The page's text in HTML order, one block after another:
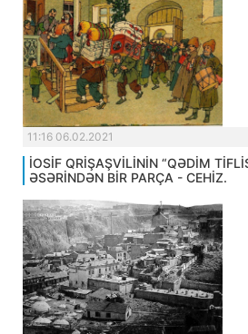
11:16 06.02.2021
İOSİF QRİŞAŞVİLİNİN “QƏDİM
ƏSƏRİNDƏN BİR PARÇA - CEHİZ.